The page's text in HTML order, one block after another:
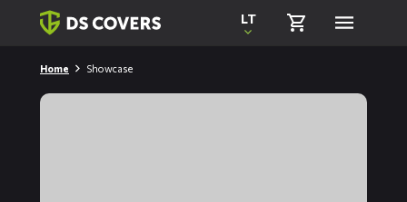
Skiplinks
LT
Home Showcase